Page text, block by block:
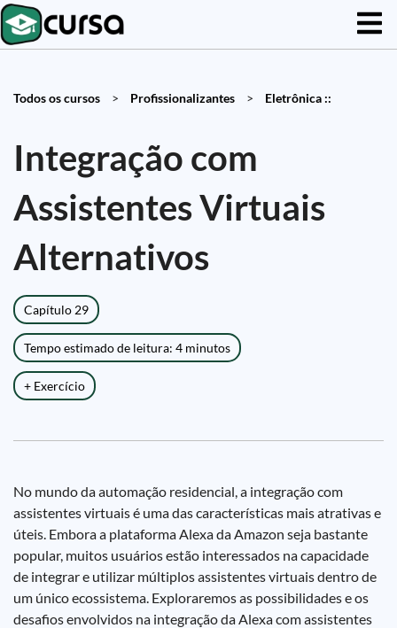
Todos os cursos > Profissionalizantes > Eletrônica ::
Integração com
Assistentes Virtuais
Alternativos
Capítulo 29
Tempo estimado de leitura: 4 minutos
+ Exercício
No mundo da automação residencial, a integração com
assistentes virtuais é uma das características mais atrativas e
úteis. Embora a plataforma Alexa da Amazon seja bastante
popular, muitos usuários estão interessados na capacidade
de integrar e utilizar múltiplos assistentes virtuais dentro de
um único ecossistema. Exploraremos as possibilidades e os
desafios envolvidos na integração da Alexa com assistentes